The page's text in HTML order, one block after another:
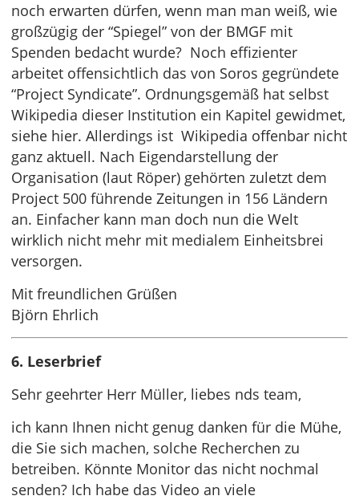
noch erwarten dürfen, wenn man man weiß, wie
großzügig der “Spiegel” von der BMGF mit
Spenden bedacht wurde? Noch effizienter
arbeitet offensichtlich das von Soros gegründete
“Project Syndicate”. Ordnungsgemäß hat selbst
Wikipedia dieser Institution ein Kapitel gewidmet,
siehe hier. Allerdings ist Wikipedia offenbar nicht
ganz aktuell. Nach Eigendarstellung der
Organisation (laut Röper) gehörten zuletzt dem
Project 500 führende Zeitungen in 156 Ländern
an. Einfacher kann man doch nun die Welt
wirklich nicht mehr mit medialem Einheitsbrei
versorgen.
Mit freundlichen Grüßen
Björn Ehrlich
6. Leserbrief
Sehr geehrter Herr Müller, liebes nds team,
ich kann Ihnen nicht genug danken für die Mühe,
die Sie sich machen, solche Recherchen zu
betreiben. Könnte Monitor das nicht nochmal
senden? Ich habe das Video an viele